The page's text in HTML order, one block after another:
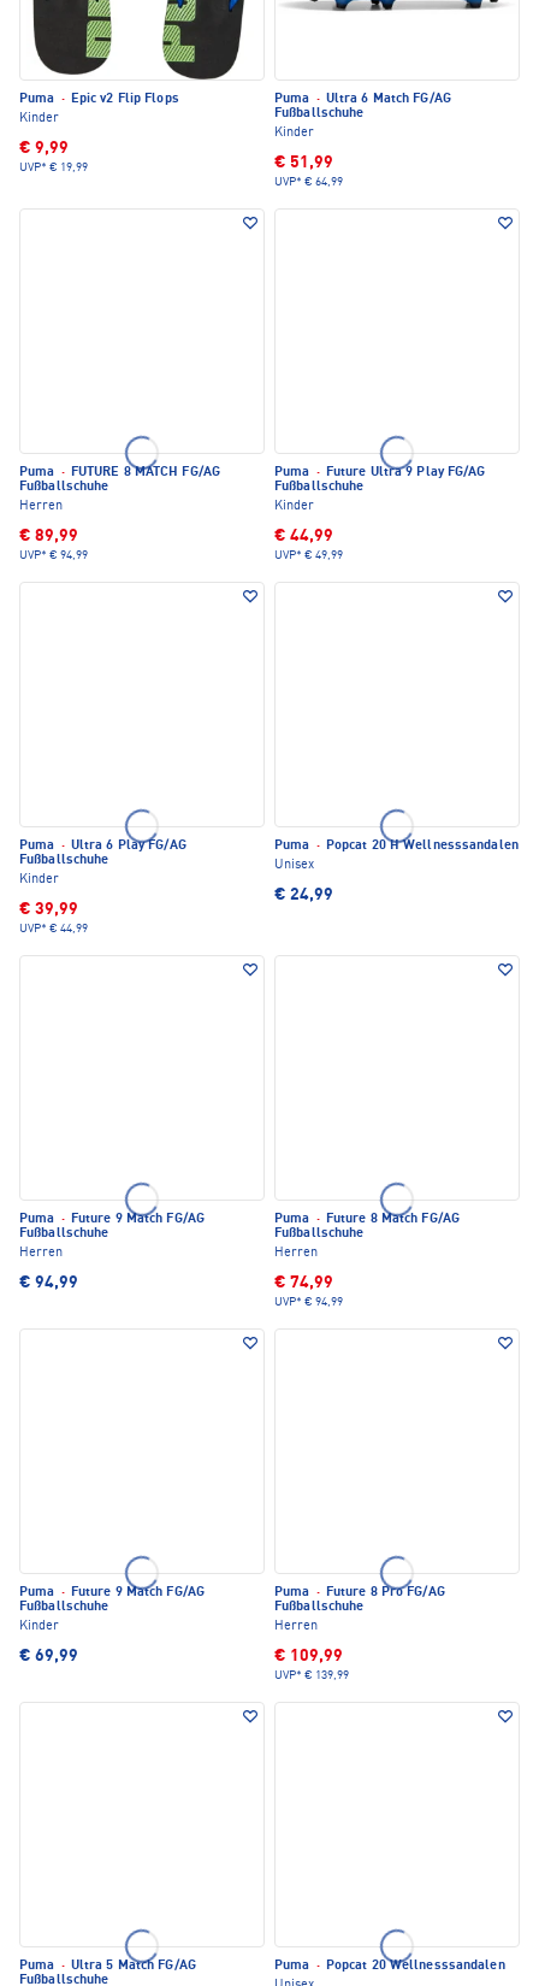
Puma · Epic v2 Flip Flops
Kinder
€ 9,99
UVP* € 19,99
Puma · Ultra 6 Match FG/AG
Fußballschuhe
Kinder
€ 51,99
UVP* € 64,99
Puma · FUTURE 8 MATCH FG/AG
Fußballschuhe
Herren
€ 89,99
UVP* € 94,99
Puma · Future Ultra 9 Play FG/AG
Fußballschuhe
Kinder
€ 44,99
UVP* € 49,99
Puma · Ultra 6 Play FG/AG
Fußballschuhe
Kinder
€ 39,99
UVP* € 44,99
Puma · Popcat 20 H Wellnesssandalen
Unisex
€ 24,99
Puma · Future 9 Match FG/AG
Fußballschuhe
Herren
€ 94,99
Puma · Future 8 Match FG/AG
Fußballschuhe
Herren
€ 74,99
UVP* € 94,99
Puma · Future 9 Match FG/AG
Fußballschuhe
Kinder
€ 69,99
Puma · Future 8 Pro FG/AG
Fußballschuhe
Herren
€ 109,99
UVP* € 139,99
Puma · Ultra 5 Match FG/AG
Fußballschuhe
Puma · Popcat 20 Wellnesssandalen